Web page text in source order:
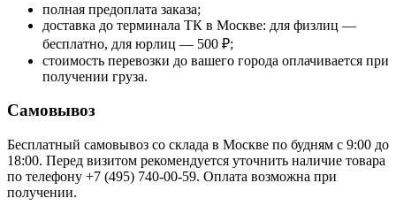
полная предоплата заказа;
доставка до терминала ТК в Москве: для физлиц —
бесплатно, для юрлиц — 500 ₽;
стоимость перевозки до вашего города оплачивается при
получении груза.
Самовывоз
Бесплатный самовывоз со склада в Москве по будням с 9:00 до
18:00. Перед визитом рекомендуется уточнить наличие товара
по телефону +7 (495) 740-00-59. Оплата возможна при
получении.